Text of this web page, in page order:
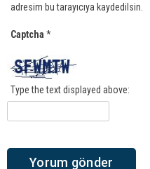
adresim bu tarayıcıya kaydedilsin.
Captcha *
Type the text displayed above: